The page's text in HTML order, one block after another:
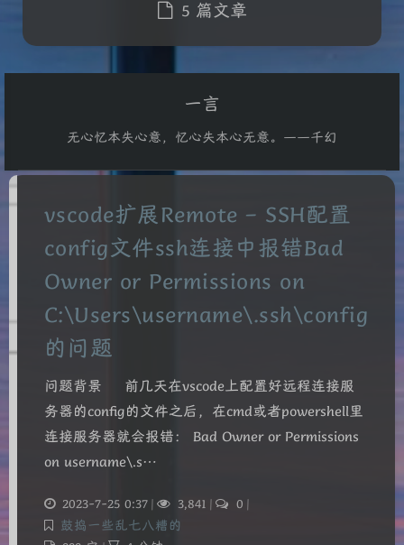
5 篇文章
一言
无心忆本失心意，忆心失本心无意。——千幻
vscode扩展Remote – SSH配置
config文件ssh连接中报错Bad
Owner or Permissions on
C:\Users\username\.ssh\config
的问题
问题背景 前几天在vscode上配置好远程连接服
务器的config的文件之后，在cmd或者powershell里
连接服务器就会报错： Bad Owner or Permissions
on username\.s…
2023-7-25 0:37 | 3,841 | 0 |
鼓捣一些乱七八糟的